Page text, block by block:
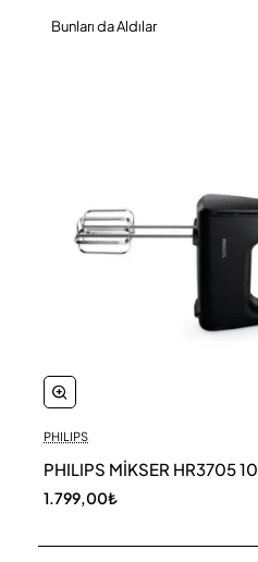
Bunları da Aldılar
PHILIPS
PHILIPS MİKSER HR3705 10
1.799,00₺